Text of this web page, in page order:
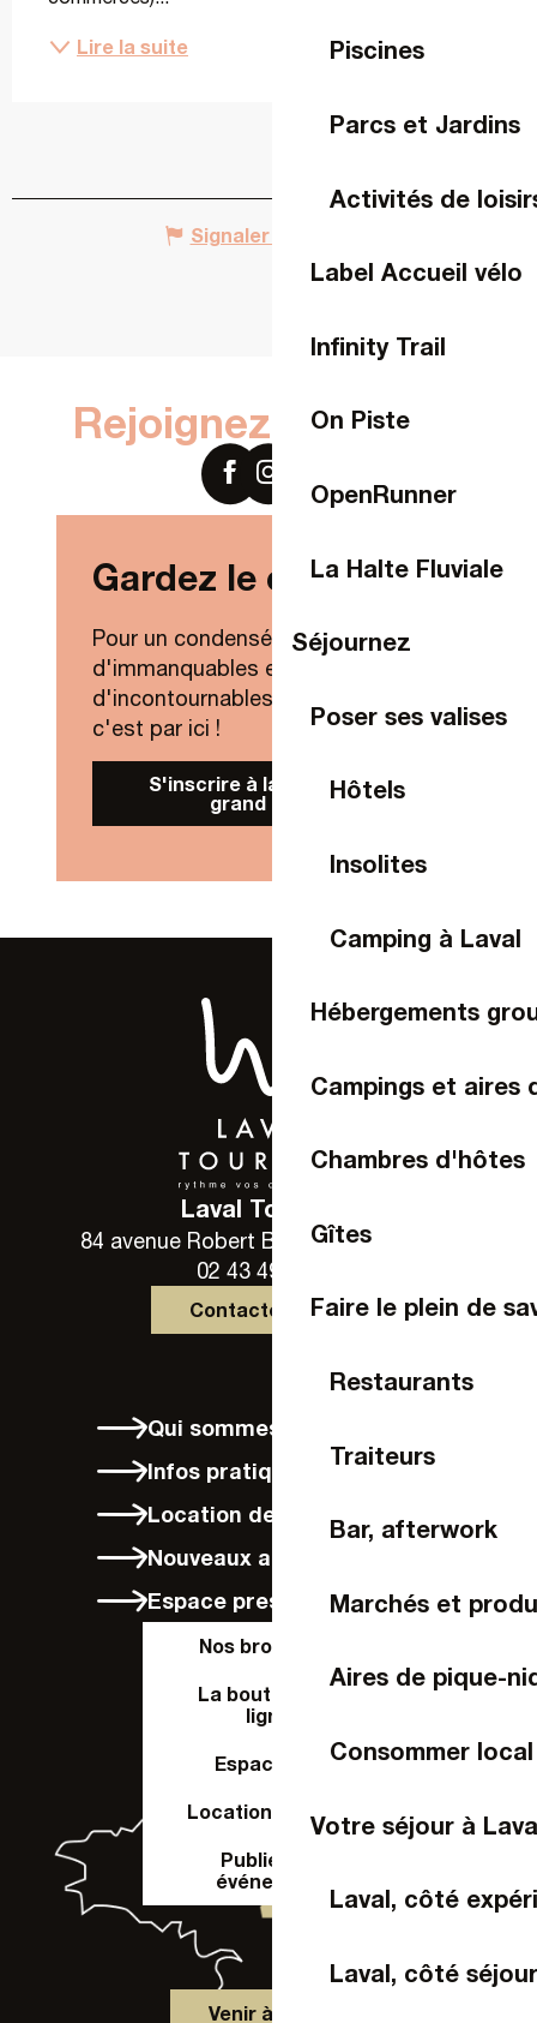
Piscines
Parcs et Jardins
Activités de
Label Accueil vélo
Infinity Trail
On Piste
OpenRunner
La Halte Fluviale
Séjournez
Poser ses valises
Hôtels
Insolites
Camping à Laval
Hébergements
Campings et aires
Chambres d'hôtes
Gîtes
Faire le plein de
Restaurants
Traiteurs
Bar, afterwork
Marchés et
Aires de pique-
Consommer local
Votre séjour à
Laval, côté
Laval, côté
Lire la suite
Signaler une erreur
Rejoignez-nous sur
Gardez le contact !
Pour un condensé de nouveautés,
d'immanquables et
d'incontournables de Laval Agglo,
c'est par ici !
S'inscrire à la Newsletter
grand public
Laval Tourisme
84 avenue Robert Buron - 53000 Laval
02 43 49 46 46
Contactez-nous
Qui sommes-nous ?
Infos pratiques
Location de vélos à Laval
Nouveaux arrivants
Espace presse
Nos brochures
La boutique en
ligne
Espace Pro
Location de salle
Publier un
événement
Venir à Laval